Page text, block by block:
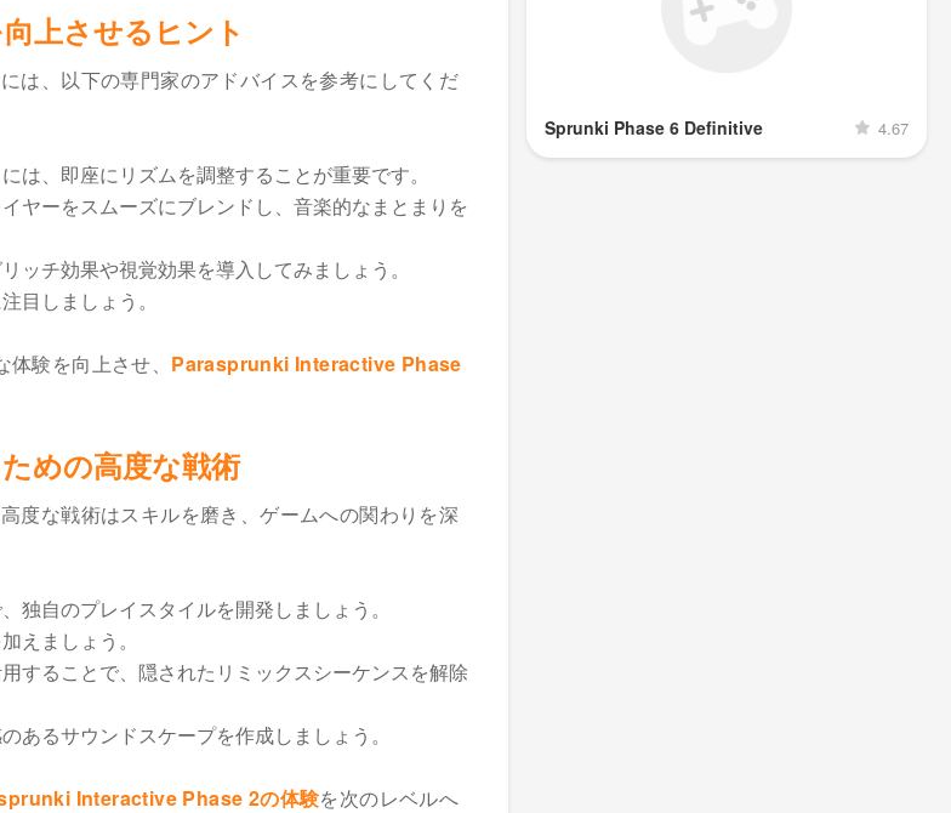
上させるヒント
は、以下の専門家のアドバイスを参考にしてくだ
は、即座にリズムを調整することが重要です。
ヤーをスムーズにブレンドし、音楽的なまとまりを
ッチ効果や視覚効果を導入してみましょう。
目しましょう。
験を向上させ、 Parasprunki Interactive Phase
めの高度な戦術
度な戦術はスキルを磨き、ゲームへの関わりを深
独自のプレイスタイルを開発しましょう。
えましょう。
することで、隠されたリミックスシーケンスを解除
あるサウンドスケープを作成しましょう。
Interactive Phase 2の体験を次のレベルへ
Sprunki Phase 6 Definitive 4.67